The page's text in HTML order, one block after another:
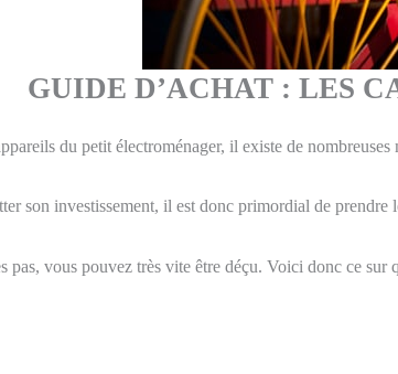
GUIDE D’ACHAT : LES
du petit électroménager, il existe de
son investissement, il est donc primordial de
pas, vous pouvez très vite être déçu. Voici donc ce